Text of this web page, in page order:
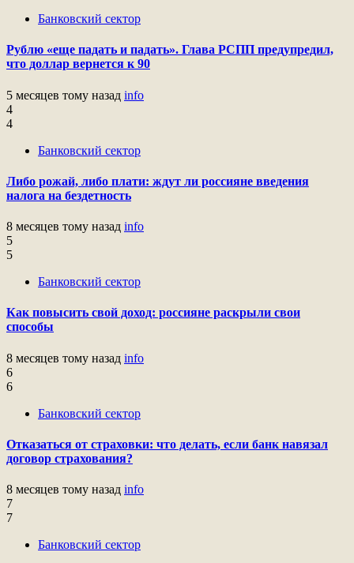
Банковский сектор
Рублю «еще падать и падать». Глава РСПП предупредил,
что доллар вернется к 90
5 месяцев тому назад info
4
4
Банковский сектор
Либо рожай, либо плати: ждут ли россияне введения
налога на бездетность
8 месяцев тому назад info
5
5
Банковский сектор
Как повысить свой доход: россияне раскрыли свои
способы
8 месяцев тому назад info
6
6
Банковский сектор
Отказаться от страховки: что делать, если банк навязал
договор страхования?
8 месяцев тому назад info
7
7
Банковский сектор